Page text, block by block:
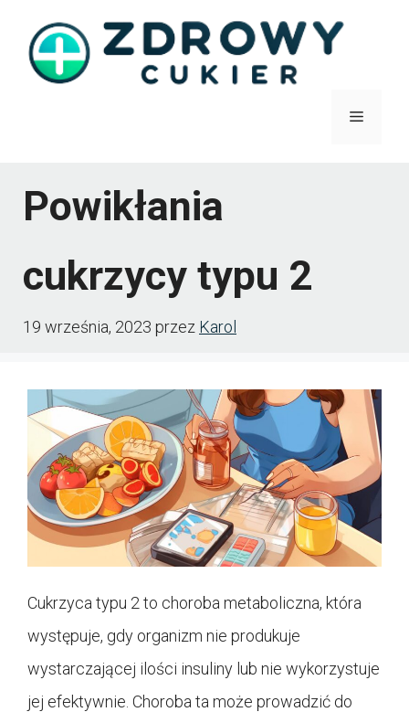
treści
Menu
Powikłania
cukrzycy typu 2
19 września, 2023 przez Karol
Cukrzyca typu 2 to choroba metaboliczna, która
występuje, gdy organizm nie produkuje
wystarczającej ilości insuliny lub nie wykorzystuje
jej efektywnie. Choroba ta może prowadzić do